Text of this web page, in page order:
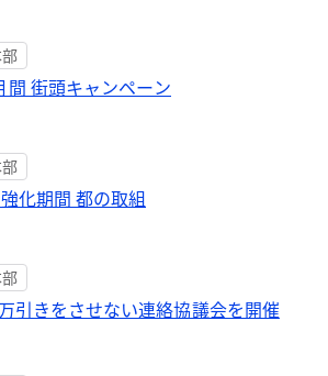
間 街頭キャンペーン
化期間 都の取組
引きをさせない連絡協議会を開催